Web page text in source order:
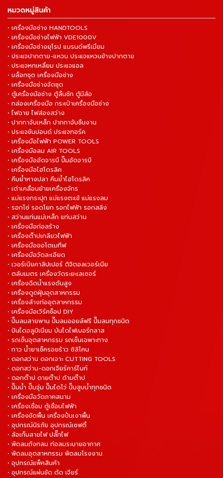
หมวดหมู่สินค้า
• เครื่องมือช่าง HANDTOOLS
• เครื่องมือช่างไฟฟ้า VDE1000V
• เครื่องมือช่างยุโรป แบรนด์พรีเมี่ยม
• ประแจปากตาย-แหวน ประแจแหวนข้างปากตาย
• ประแจหกเหลี่ยม ประแจแอล
• บล็อกชุด เครื่องมือช่าง
• เครื่องมือช่างจัดชุด
• ตู้เครื่องมือช่าง ตู้ลิ้นชัก ตู้มีล้อ
• กล่องเครื่องมือ กระเป๋าเครื่องมือช่าง
• ไฟฉาย ไฟส่องสว่าง
• ปากกาจับเหล็ก ปากกาจับชิ้นงาน
• ประแจขันปอนด์ ประแจทอร์ค
• เครื่องมือไฟฟ้า POWER TOOLS
• เครื่องมือลม AIR TOOLS
• เครื่องมืออัดจารบี ปั๊มอัดจารบี
• เครื่องมือไฮโดรลิค
• คีมย้ำหางปลา คีมย้ำไฮโดรลิค
• เต่าเคลื่อนย้ายเครื่องจักร
• แม่แรงกระปุก แม่แรงตะเข้ แม่แรงลม
• รอกโซ่ รอดโยก รอกไฟฟ้า รอกสลิง
• สว่านแท่นแม่เหล็ก แท่นสว่าน
• เครื่องมือก่อสร้าง
• เครื่องต๊าปเกลียวไฟฟ้า
• เครื่องมือออโตเมทีฟ
• เครื่องมือวัดละเอียด
• เวอร์เนียคาลิปเปอร์ ดิจิตอลเวอร์เนีย
• ตลับเมตร เครื่องวัดระยะเลเซอร์
• เครื่องฉีดน้ำแรงดันสูง
• เครื่องดูดฝุ่นอุตสาหกรรม
• เครื่องล้างท่ออุตสาหกรรม
• เครื่องมือเวิร์คช็อป DIY
• ปั๊มลมสายพาน ปั๊มลมออยล์ฟรี ปั๊มลมทุกชนิด
• ปันไดอลูมิเนียม บันไดไฟเบอร์กลาส
• รถเข็นอุตสาหกรรม รถเข็นเฉพาะทาง
• กาว น้ำยาเช็ครอยร้าว ซิลิโคน
• ดอกสว่าน ดอกเจาะ CUTTING TOOLS
• ดอกสว่าน-ดอกเจียร์คาร์ไบท์
• ดอกต๊าป ดายต๊าป ด้ามต๊าป
• ปั๊มน้ำ ปั๊มจุ่ม ปั๊มไดโว่ ปั๊มสูบน้ำทุกชนิด
• เครื่องมือวัดภาคสนาม
• เครื่องเชื่อม ตู้เชื่อมไฟฟ้า
• เครื่องขัดพื้น เครื่องปั่นเงาพื้น
• อุปกรณ์นิรภัย อุปกรณ์เซฟตี้
• ล้อเก็บสายไฟ ปลั๊กไฟ
• พัดลมถังกลม ท่อลมระบายอากาศ
• พัดลมอุตสาหกรรม พัดลมโรงงาน
• อุปกรณ์แพ็คสินค้า
• อุปกรณ์แผ่นขัด ตัด เจียร์